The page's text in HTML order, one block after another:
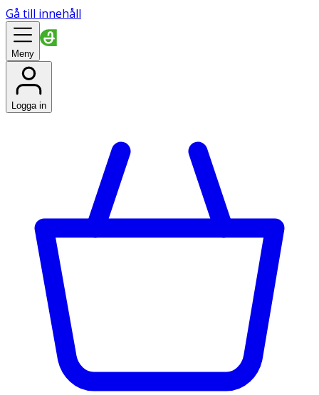
Gå till innehåll
Meny
Logga in